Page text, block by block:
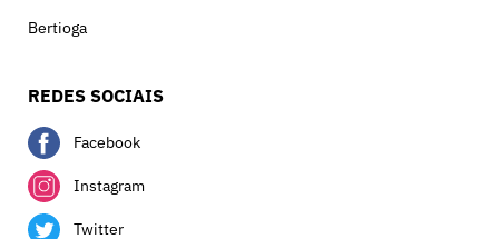
Bertioga
REDES SOCIAIS
Facebook
Instagram
Twitter